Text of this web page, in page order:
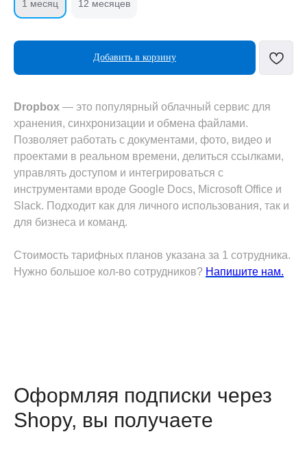
1 месяц 12 месяцев
Добавить в корзину
Dropbox — это популярный облачный сервис для
хранения, синхронизации и обмена файлами.
Позволяет работать с документами, фото, видео и
проектами в реальном времени, делиться ссылками,
управлять доступом и интегрироваться с
инструментами вроде Google Docs, Microsoft Office и
Slack. Подходит как для личного использования, так и
для бизнеса и команд.
Стоимость тарифных планов указана за 1 сотрудника.
Нужно большое кол-во сотрудников? Напишите нам.
Оформляя подписки через
Shopy, вы получаете